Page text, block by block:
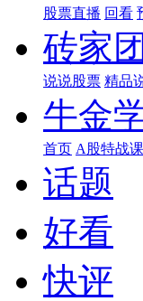
股票直播 回看
砖家团
说说股票 精品
牛金
首页 A股特战课
话题
好看
快评